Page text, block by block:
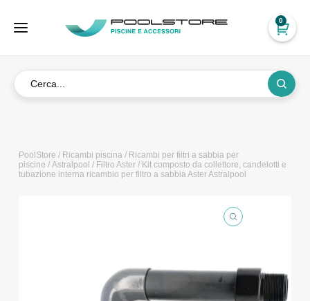
0
PoolStore / Ricambi piscina/ Ricambi per filtri a sabbia per
piscine / Astralpool / Filtro Aster/ Kit composto da collettore, candelotti e
tubazione interna ricambio per filtro a sabbia Aster Astralpool